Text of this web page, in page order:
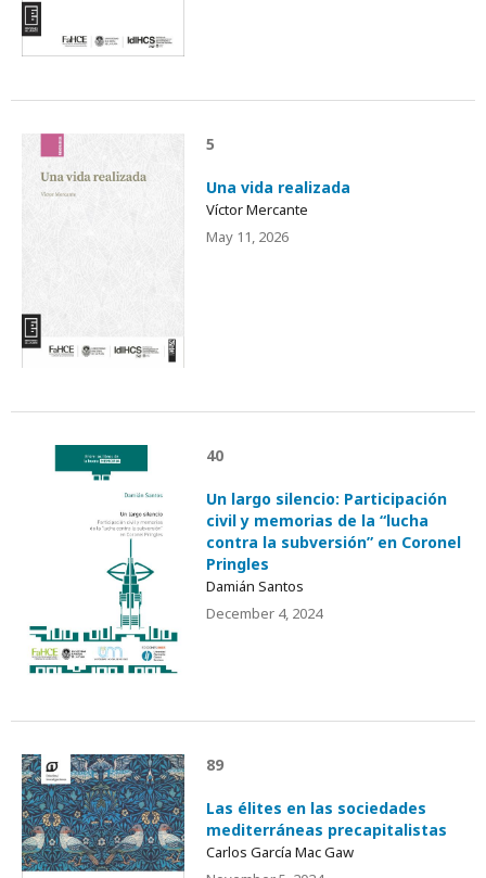
5
Una vida realizada
Víctor Mercante
May 11, 2026
40
Un largo silencio: Participación
civil y memorias de la “lucha
contra la subversión” en Coronel
Pringles
Damián Santos
December 4, 2024
89
Las élites en las sociedades
mediterráneas precapitalistas
Carlos García Mac Gaw